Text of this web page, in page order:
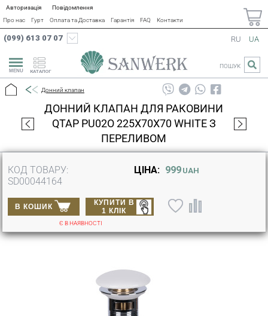
Авторизація
Повідомлення
Про нас
Гурт Оплата та Доставка Гарантія FAQ Контакти
(099) 613 07 07
КАТАЛОГ
RU UA
ПОШУК
Донний клапан
ДОННИЙ КЛАПАН ДЛЯ РАКОВИНИ
QTAP PU02O 225Х70Х70 WHITE З
ПЕРЕЛИВОМ
КОД ТОВАРУ:
SD00044164
ЦІНА: 999 UAH
В КОШИК
КУПИТИ В
1 КЛІК
Є В НАЯВНОСТІ